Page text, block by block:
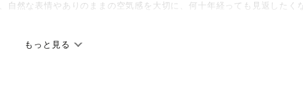
自然な表情やありのままの空気感を大切に、何十年経っても見返したく
もっと見る